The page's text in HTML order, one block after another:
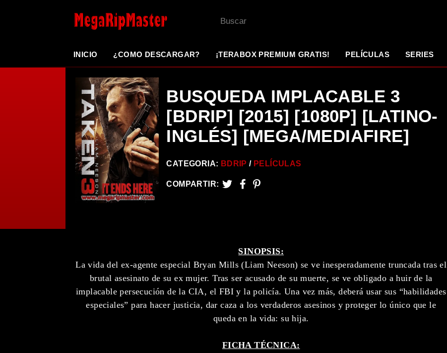
INICIO ¿COMO DESCARGAR? ¡TERABOX PREMIUM GRATIS! PELÍCULAS SERIES
BUSQUEDA IMPLACABLE 3
[BDRIP] [2015] [1080P] [LATINO-
INGLÉS] [MEGA/MEDIAFIRE]
CATEGORIA: BDRIP PELÍCULAS
COMPARTIR:
SINOPSIS:
La vida del ex-agente especial Bryan Mills (Liam Neeson) se ve inesperadamente truncada tras el
brutal asesinato de su ex mujer. Tras ser acusado de su muerte, se ve obligado a huir de la
implacable persecución de la CIA, el FBI y la policía. Una vez más, deberá usar sus “habilidades
especiales” para hacer justicia, dar caza a los verdaderos asesinos y proteger lo único que le
queda en la vida: su hija.
FICHA TÉCNICA: